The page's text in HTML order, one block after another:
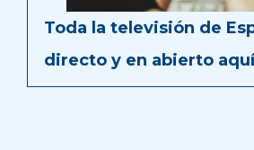
Toda la televisión de
directo y en abierto